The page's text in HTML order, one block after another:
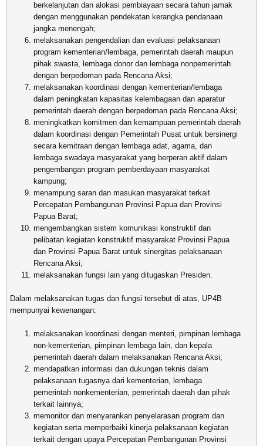
berkelanjutan dan alokasi pembiayaan secara tahun jamak
dengan menggunakan pendekatan kerangka pendanaan
jangka menengah;
melaksanakan pengendalian dan evaluasi pelaksanaan
program kementerian/lembaga, pemerintah daerah maupun
pihak swasta, lembaga donor dan lembaga nonpemerintah
dengan berpedoman pada Rencana Aksi;
melaksanakan koordinasi dengan kementerian/lembaga
dalam peningkatan kapasitas kelembagaan dan aparatur
pemerintah daerah dengan berpedoman pada Rencana Aksi;
meningkatkan komitmen dan kemampuan pemerintah daerah
dalam koordinasi dengan Pemerintah Pusat untuk bersinergi
secara kemitraan dengan lembaga adat, agama, dan
lembaga swadaya masyarakat yang berperan aktif dalam
pengembangan program pemberdayaan masyarakat
kampung;
menampung saran dan masukan masyarakat terkait
Percepatan Pembangunan Provinsi Papua dan Provinsi
Papua Barat;
mengembangkan sistem komunikasi konstruktif dan
pelibatan kegiatan konstruktif masyarakat Provinsi Papua
dan Provinsi Papua Barat untuk sinergitas pelaksanaan
Rencana Aksi;
melaksanakan fungsi lain yang ditugaskan Presiden.
Dalam melaksanakan tugas dan fungsi tersebut di atas, UP4B
mempunyai kewenangan:
melaksanakan koordinasi dengan menteri, pimpinan lembaga
non-kementerian, pimpinan lembaga lain, dan kepala
pemerintah daerah dalam melaksanakan Rencana Aksi;
mendapatkan informasi dan dukungan teknis dalam
pelaksanaan tugasnya dari kementerian, lembaga
pemerintah nonkementerian, pemerintah daerah dan pihak
terkait lainnya;
memonitor dan menyarankan penyelarasan program dan
kegiatan serta memperbaiki kinerja pelaksanaan kegiatan
terkait dengan upaya Percepatan Pembangunan Provinsi